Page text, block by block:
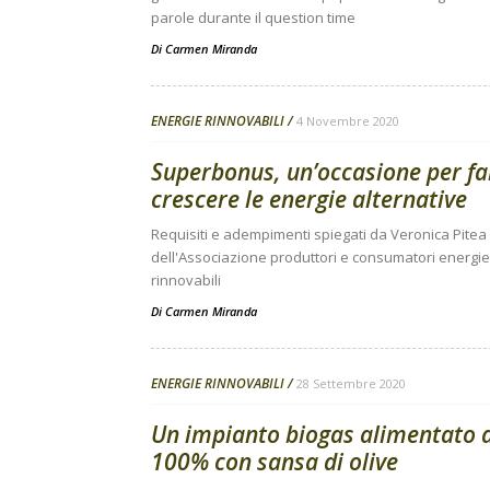
parole durante il question time
Di Carmen Miranda
ENERGIE RINNOVABILI 4 Novembre 2020
Superbonus, un’occasione per
crescere le energie alternative
Requisiti e adempimenti spiegati da Veronica Pitea
dell'Associazione produttori e consumatori energie
rinnovabili
Di Carmen Miranda
ENERGIE RINNOVABILI 28 Settembre 2020
Un impianto biogas alimentato
100% con sansa di olive